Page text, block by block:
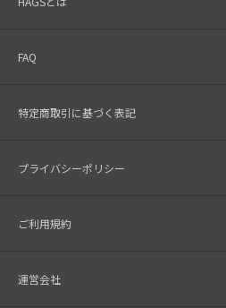
FAQ
特定商取引に基づく表記
プライバシーポリシー
ご利用規約
運営会社